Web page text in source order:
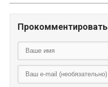
Прокомментировать